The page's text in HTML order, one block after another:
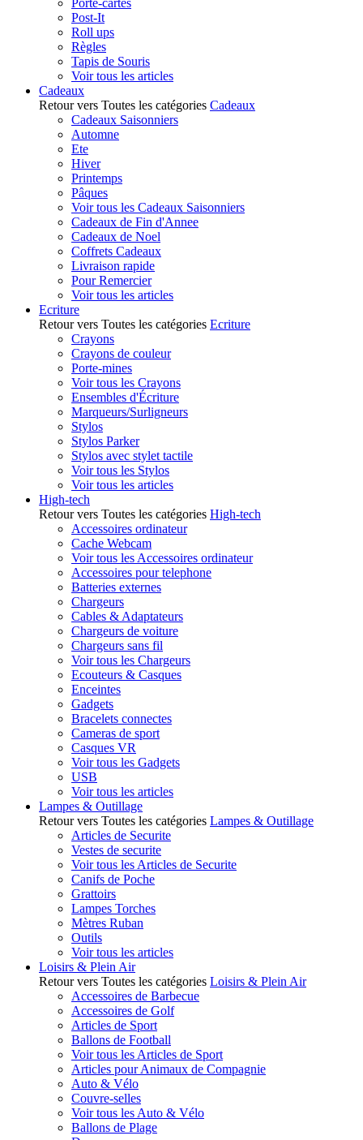
Porte-cartes
Post-It
Roll ups
Règles
Tapis de Souris
Voir tous les articles
Cadeaux
Retour vers Toutes les catégories Cadeaux
Cadeaux Saisonniers
Automne
Ete
Hiver
Printemps
Pâques
Voir tous les Cadeaux Saisonniers
Cadeaux de Fin d'Annee
Cadeaux de Noel
Coffrets Cadeaux
Livraison rapide
Pour Remercier
Voir tous les articles
Ecriture
Retour vers Toutes les catégories Ecriture
Crayons
Crayons de couleur
Porte-mines
Voir tous les Crayons
Ensembles d'Écriture
Marqueurs/Surligneurs
Stylos
Stylos Parker
Stylos avec stylet tactile
Voir tous les Stylos
Voir tous les articles
High-tech
Retour vers Toutes les catégories High-tech
Accessoires ordinateur
Cache Webcam
Voir tous les Accessoires ordinateur
Accessoires pour telephone
Batteries externes
Chargeurs
Cables & Adaptateurs
Chargeurs de voiture
Chargeurs sans fil
Voir tous les Chargeurs
Ecouteurs & Casques
Enceintes
Gadgets
Bracelets connectes
Cameras de sport
Casques VR
Voir tous les Gadgets
USB
Voir tous les articles
Lampes & Outillage
Retour vers Toutes les catégories Lampes & Outillage
Articles de Securite
Vestes de securite
Voir tous les Articles de Securite
Canifs de Poche
Grattoirs
Lampes Torches
Mètres Ruban
Outils
Voir tous les articles
Loisirs & Plein Air
Retour vers Toutes les catégories Loisirs & Plein Air
Accessoires de Barbecue
Accessoires de Golf
Articles de Sport
Ballons de Football
Voir tous les Articles de Sport
Articles pour Animaux de Compagnie
Auto & Vélo
Couvre-selles
Voir tous les Auto & Vélo
Ballons de Plage